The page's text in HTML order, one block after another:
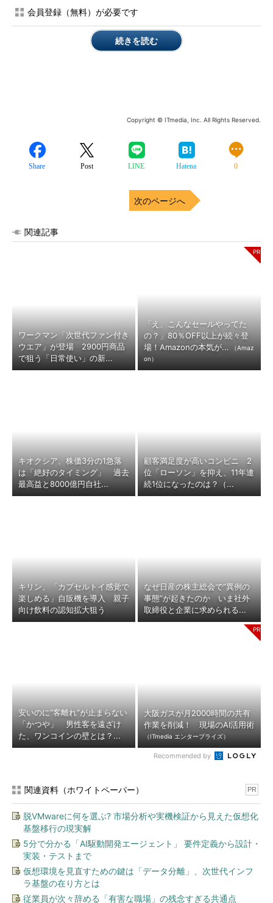
会員登録（無料）が必要です
続きを読む
Copyright © ITmedia, Inc. All Rights Reserved.
Share Post LINE Hatena 0
次のページへ
関連記事
ワークマン「次世代ファン付き
ウエア」が登場 2900円商品
で狙う「日常使い」の新...
「え、こんなセールやってた
の？」80％OFF以上が続々登
場！Amazonの本気が...
（Amaz
on）
キオクシア、株価3分の1急落
は「絶好のタイミング」 過去
最高益と8000億円自社...
顧客満足度が高いコンビニ 2
位「ローソン」を抑え、11年連
続1位になったのは？（...
キリン、「カプセルトイ感覚で
楽しめる」自販機を導入 親子
向け飲料の認知拡大狙う
なぜ日産の株主総会で“異例の
事態”が起きたのか いま社外
取締役と企業に求められる...
安いのに“客離れ”が止まらない
「かつや」 男性客を遠ざけ
た、ワンコインの壁とは？...
大阪ガスが月2000時間の共有
作業を削減！ 現場のAI活用術
（ITmedia エンタープライズ）
Recommended by
関連資料（ホワイトペーパー） PR
脱VMwareに何を選ぶ? 市場分析や実機検証から見えた仮想化
基盤移行の現実解
5分で分かる「AI駆動開発エージェント」 要件定義から設計・
実装・テストまで
仮想環境を見直すための鍵は「データ分離」、次世代インフ
ラ基盤の在り方とは
従業員が次々辞める「有害な職場」の残念すぎる共通点